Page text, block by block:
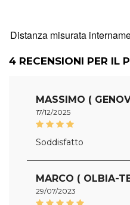
Distanza misurata
4 RECENSIONI PER IL
MASSIMO (
17/12/2025
Soddisfatto
MARCO ( OLBIA-
29/07/2023